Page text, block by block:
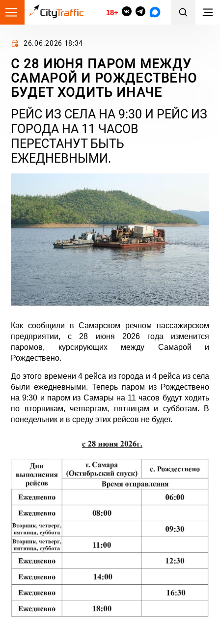
18+
26.06.2026 18:34
С 28 ИЮНЯ ПАРОМ МЕЖДУ
САМАРОЙ И РОЖДЕСТВЕНО
БУДЕТ ХОДИТЬ ИНАЧЕ
РЕЙС ИЗ СЕЛА НА 9:30 И РЕЙС ИЗ
ГОРОДА НА 11 ЧАСОВ
ПЕРЕСТАНУТ БЫТЬ
ЕЖЕДНЕВНЫМИ.
Как сообщили в Самарском речном пассажирском
предприятии, с 28 июня 2026 года изменится
паромов, курсирующих между Самарой и
Рождествено.
До этого времени 4 рейса из города и 4 рейса из села
были ежедневными. Теперь паром из Рождествено
на 9:30 и паром из Самары на 11 часов будут ходить
по вторникам, четвергам, пятницам и субботам. В
понедельник и в среду этих рейсов не будет.